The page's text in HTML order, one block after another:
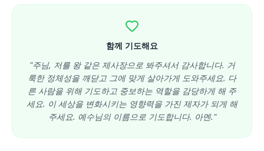
함께 기도해요
"주님, 저를 왕 같은 제사장으로 봐주셔서 감사합니다. 거
룩한 정체성을 깨닫고 그에 맞게 살아가게 도와주세요. 다
른 사람을 위해 기도하고 중보하는 역할을 감당하게 해 주
세요. 이 세상을 변화시키는 영향력을 가진 제자가 되게 해
주세요. 예수님의 이름으로 기도합니다. 아멘."